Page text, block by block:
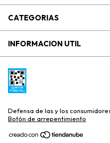
CATEGORIAS
INFORMACION UTIL
Defensa de las y los
Botón de arrepentimiento